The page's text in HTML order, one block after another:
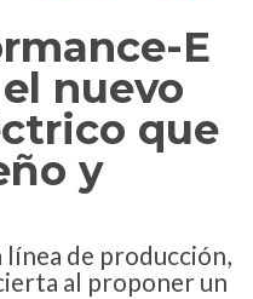
E
nuevo
que
y
línea de producción,
al proponer un